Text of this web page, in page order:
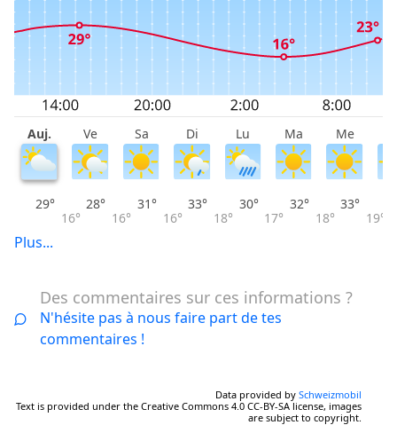
Auj. Ve Sa Di Lu Ma Me
29°
16°
28°
16°
31°
16°
33°
18°
30°
17°
32°
18°
33°
19°
Plus...
Des commentaires sur ces informations ?
N'hésite pas à nous faire part de tes
commentaires !
Data provided by Schweizmobil
Text is provided under the Creative Commons 4.0 CC-BY-SA license, images
are subject to copyright.